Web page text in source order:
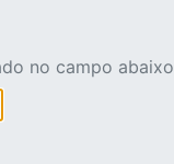
no campo abaixo